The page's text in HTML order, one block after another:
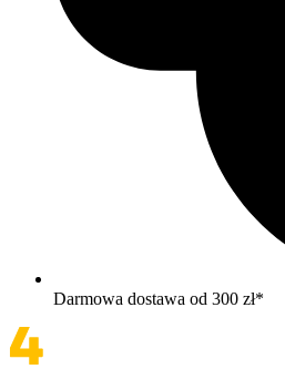
Darmowa dostawa od 300 zł*